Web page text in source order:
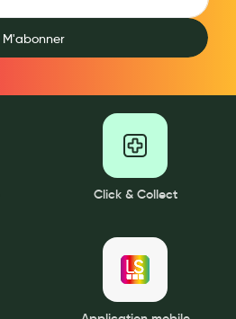
M'abonner
Click & Collect